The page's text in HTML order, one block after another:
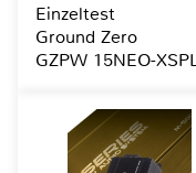
Einzeltest
Ground Zero
GZPW 15NEO-